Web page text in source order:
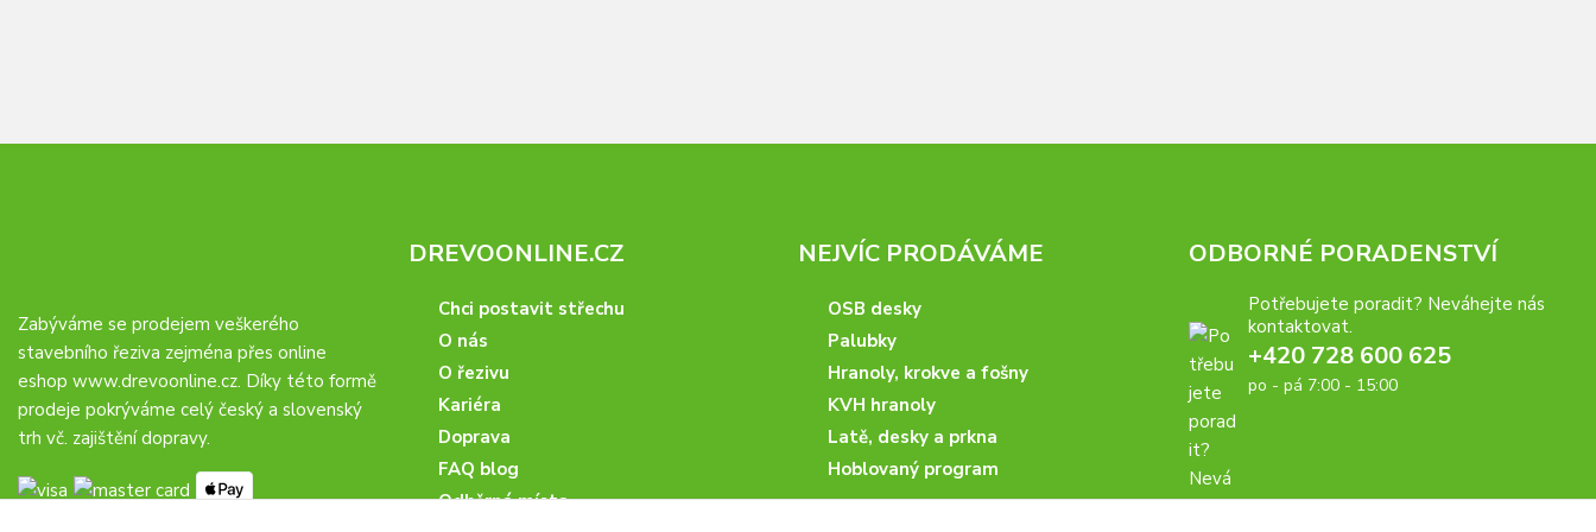
Zabýváme se prodejem veškerého
stavebního řeziva zejména přes online
eshop www.drevoonline.cz. Díky této formě
prodeje pokrýváme celý český a slovenský
trh vč. zajištění dopravy.
DREVOONLINE.CZ
Chci postavit střechu
O nás
O řezivu
Kariéra
Doprava
FAQ blog
Odběrná místa
NEJVÍC PRODÁVÁME
OSB desky
Palubky
Hranoly, krokve a fošny
KVH hranoly
Latě, desky a prkna
Hoblovaný program
ODBORNÉ PORADENSTVÍ
Potřebujete poradit? Neváhejte nás
kontaktovat.
+420 728 600 625
po - pá 7:00 - 15:00